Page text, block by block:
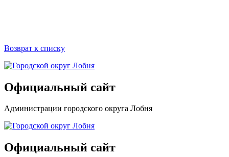
Возврат к списку
Официальный сайт
Администрации городского округа Лобня
Официальный сайт